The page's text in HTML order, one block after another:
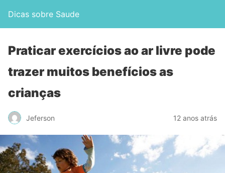
Dicas sobre Saude
Praticar exercícios ao ar livre pode
trazer muitos benefícios as
crianças
Jeferson 12 anos atrás